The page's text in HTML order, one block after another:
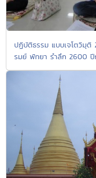
ปฏิบัติธรรม แบบเจโตวิมุ
รมย์ พัทยา รำลึก 2600 ปี